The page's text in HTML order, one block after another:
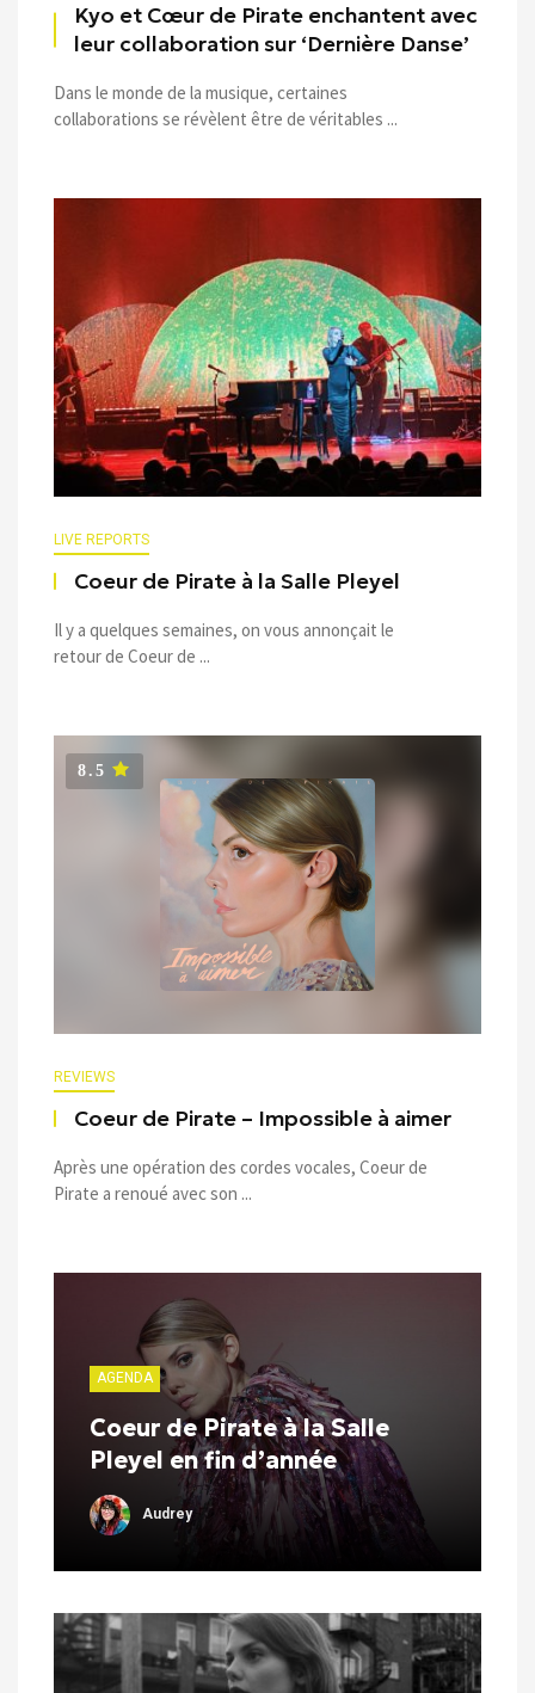
Kyo et Cœur de Pirate enchantent avec
leur collaboration sur ‘Dernière Danse’
Dans le monde de la musique, certaines
collaborations se révèlent être de véritables ...
LIVE REPORTS
Coeur de Pirate à la Salle Pleyel
Il y a quelques semaines, on vous annonçait le
retour de Coeur de ...
8.5
REVIEWS
Coeur de Pirate – Impossible à aimer
Après une opération des cordes vocales, Coeur de
Pirate a renoué avec son ...
AGENDA
Coeur de Pirate à la Salle
Pleyel en fin d’année
Audrey